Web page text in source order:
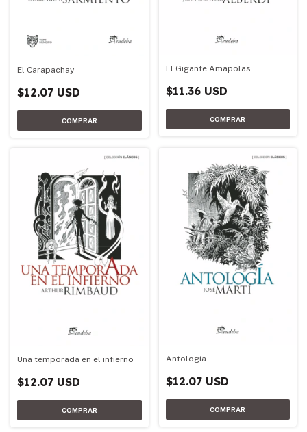
El Carapachay
$12.07 USD
El Gigante Amapolas
$11.36 USD
Una temporada en el infierno
$12.07 USD
Antología
$12.07 USD